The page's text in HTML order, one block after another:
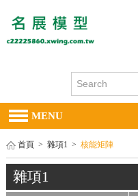
MENU
首頁 > 雜項1 > 核能矩陣
雜項1